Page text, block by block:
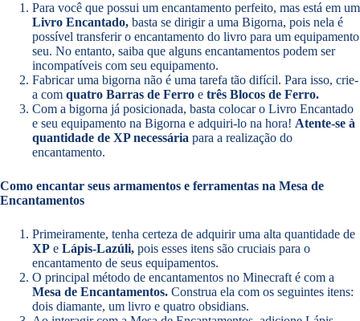
Para você que possui um encantamento perfeito, mas está em um
Livro Encantado, basta se dirigir a uma Bigorna, pois nela é
possível transferir o encantamento do livro para um equipamento
seu. No entanto, saiba que alguns encantamentos podem ser
incompatíveis com seu equipamento.
Fabricar uma bigorna não é uma tarefa tão difícil. Para isso, crie-
a com quatro Barras de Ferro e três Blocos de Ferro.
Com a bigorna já posicionada, basta colocar o Livro Encantado
e seu equipamento na Bigorna e adquiri-lo na hora! Atente-se à
quantidade de XP necessária para a realização do
encantamento.
Como encantar seus armamentos e ferramentas na Mesa de
Encantamentos
Primeiramente, tenha certeza de adquirir uma alta quantidade de
XP e Lápis-Lazúli, pois esses itens são cruciais para o
encantamento de seus equipamentos.
O principal método de encantamentos no Minecraft é com a
Mesa de Encantamentos. Construa ela com os seguintes itens:
dois diamante, um livro e quatro obsidians.